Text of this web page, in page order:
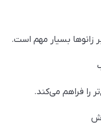
زانوها بسیار مهم است.
را فراهم می‌کند.